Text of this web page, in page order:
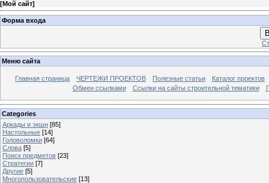
[Мой сайт]
Форма входа
Меню сайта
Главная страница ЧЕРТЕЖИ ПРОЕКТОВ Полезные статьи
Каталог проектов
Обмен ссылками
Ссылки на сайты строительной тематики
Categories
Аркады и экшн [85]
Настольные [14]
Головоломки [64]
Слова [5]
Поиск предметов [23]
Стратегии [7]
Другие [5]
Многопользовательские [13]